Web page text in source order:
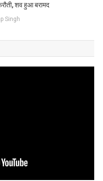
शव हुआ बरामद
Singh